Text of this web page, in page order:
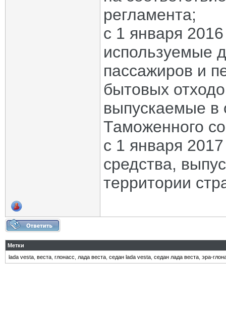
регламента;
с 1 января
используемые
пассажиров и
бытовых
выпускаемые в
Таможенного
с 1 января
средства,
территории
Метки
lada vesta веста глонасс лада веста седан lada vesta седан лада веста эра-